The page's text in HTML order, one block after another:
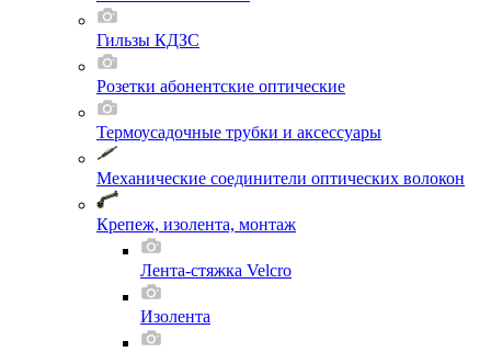
Гильзы КДЗС
Розетки абонентские оптические
Термоусадочные трубки и аксессуары
Механические соединители оптических волокон
Крепеж, изолента, монтаж
Лента-стяжка Velcro
Изолента